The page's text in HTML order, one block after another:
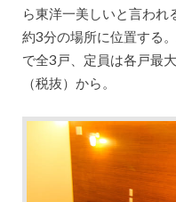
ら東洋一美しいと言われ
約3分の場所に位置する
で全3戸、定員は各戸最
（税抜）から。